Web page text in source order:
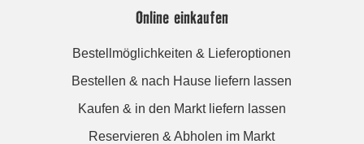
Online einkaufen
Bestellmöglichkeiten & Lieferoptionen
Bestellen & nach Hause liefern lassen
Kaufen & in den Markt liefern lassen
Reservieren & Abholen im Markt